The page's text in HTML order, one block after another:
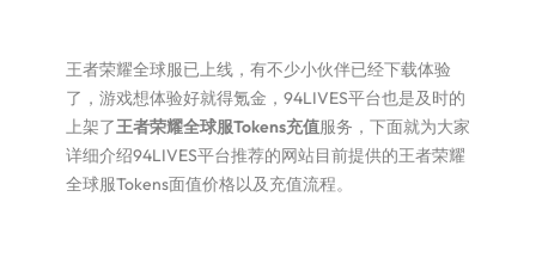
王者荣耀全球服已上线，有不少小伙伴已经下载体验
了，游戏想体验好就得氪金，94LIVES平台也是及时的
上架了王者荣耀全球服Tokens充值服务，下面就为大家
详细介绍94LIVES平台推荐的网站目前提供的王者荣耀
全球服Tokens面值价格以及充值流程。